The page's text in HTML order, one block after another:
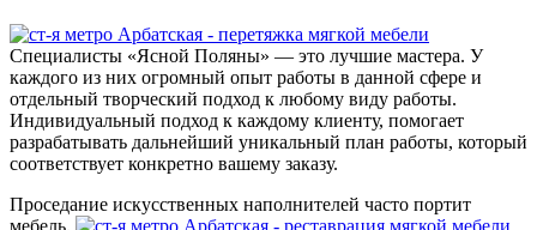
Специалисты «Ясной Поляны» — это лучшие мастера. У
каждого из них огромный опыт работы в данной сфере и
отдельный творческий подход к любому виду работы.
Индивидуальный подход к каждому клиенту, помогает
разрабатывать дальнейший уникальный план работы, который
соответствует конкретно вашему заказу.
Проседание искусственных наполнителей часто портит
мебель.